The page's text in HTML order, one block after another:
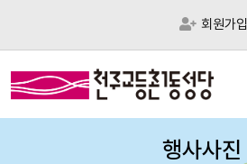
회원가입
행사사진